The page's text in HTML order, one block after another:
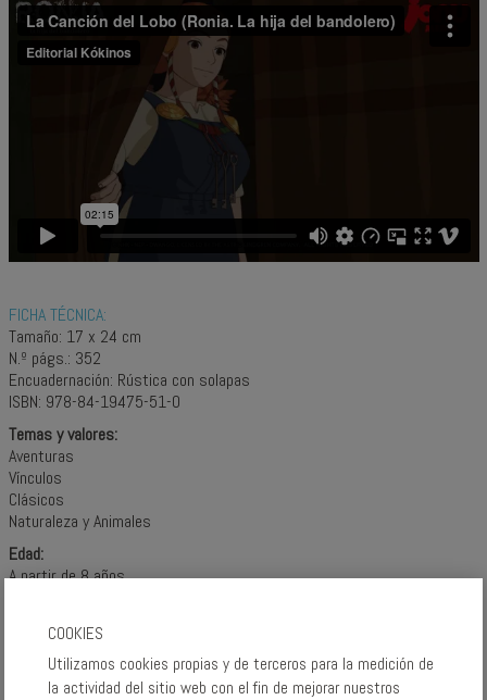
FICHA TÉCNICA:
Tamaño: 17 x 24 cm
N.º págs.: 352
Encuadernación: Rústica con solapas
ISBN: 978-84-19475-51-0
Temas y valores:
Aventuras
Vínculos
Clásicos
Naturaleza y Animales
Edad:
A partir de 8 años
A partir de 11 años
a partir de 12 años
COOKIES
Utilizamos cookies propias y de terceros para la medición de
la actividad del sitio web con el fin de mejorar nuestros